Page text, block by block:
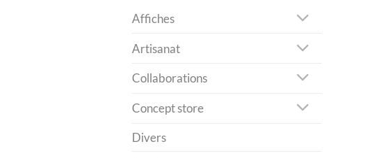
Affiches
Artisanat
Collaborations
Concept store
Divers